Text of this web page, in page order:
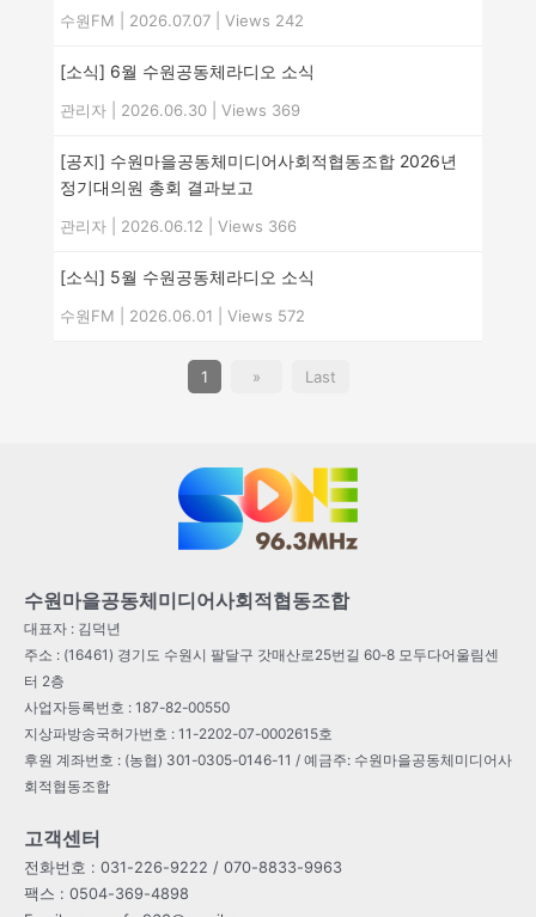
수원FM 2026.07.07 Views 242
[소식] 6월 수원공동체라디오 소식
관리자 2026.06.30 Views 369
[공지] 수원마을공동체미디어사회적협동조합 2026년
정기대의원 총회 결과보고
관리자 2026.06.12 Views 366
[소식] 5월 수원공동체라디오 소식
수원FM 2026.06.01 Views 572
1 » Last
수원마을공동체미디어사회적협동조합
대표자 : 김덕년
주소 : (16461) 경기도 수원시 팔달구 갓매산로25번길 60-8 모두다어울림센
터 2층
사업자등록번호 : 187-82-00550
지상파방송국허가번호 : 11-2202-07-0002615호
후원 계좌번호 : (농협) 301-0305-0146-11 / 예금주: 수원마을공동체미디어사
회적협동조합
고객센터
전화번호 : 031-226-9222 / 070-8833-9963
팩스 : 0504-369-4898